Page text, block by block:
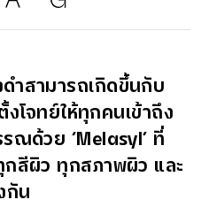
ำสามารถเกิดขึ้นกับ
งโจทย์ให้ทุกคนเข้าถึง
ณด้วย ‘Melasyl’ ที่
สีผิว ทุกสภาพผิว และ
กัน